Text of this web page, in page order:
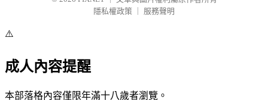
隱私權政策
服務聲明
⚠️
成人內容提醒
本部落格內容僅限年滿十八歲者瀏覽。